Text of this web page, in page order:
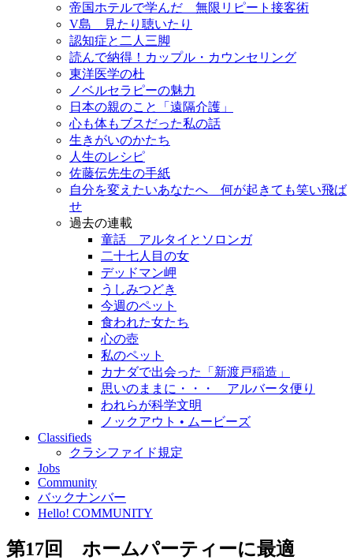
帝国ホテルで学んだ 無限リピート接客術
V島 見たり聴いたり
認知症と二人三脚
読んで納得！カップル・カウンセリング
東洋医学の杜
ノベルセラピーの魅力
日本の親のこと「遠隔介護」
心も体もブスだった私の話
生きがいのかたち
人生のレシピ
佐藤伝先生の手紙
自分を変えたいあなたへ 何が起きても笑い飛ば
せ
過去の連載
童話 アルタイとソロンガ
二十七人目の女
デッドマン岬
うしみつどき
今週のペット
食われた女たち
心の壺
私のペット
カナダで出会った「新渡戸稲造」
思いのままに・・・ アルバータ便り
われらが科学文明
ノックアウト • ムービーズ
Classifieds
クラシファイド規定
Jobs
Community
バックナンバー
Hello! COMMUNITY
第17回 ホームパーティーに最適